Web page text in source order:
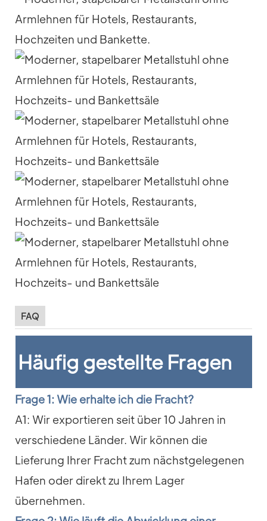
FAQ
Häufig gestellte Fragen
Frage 1: Wie erhalte ich die Fracht?
A1: Wir exportieren seit über 10 Jahren in
verschiedene Länder. Wir können die
Lieferung Ihrer Fracht zum nächstgelegenen
Hafen oder direkt zu Ihrem Lager
übernehmen.